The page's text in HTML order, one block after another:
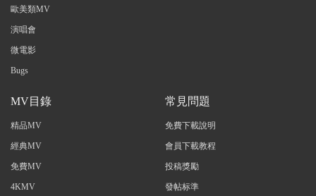
歐美類MV
演唱會
微電影
Bugs
MV目錄
精品MV
經典MV
免費MV
4KMV
常見問題
免費下載說明
會員下載教程
投稿獎勵
發帖标準